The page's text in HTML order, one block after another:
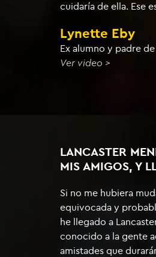
cuidaría de ella. Ese
Lynette Eby
Ex alumno y padre
Ver video >
LANCASTER
MIS AMIGOS, Y
Si no me hubiera
equivocada y
he llegado a
conocido a la gente
amistades que